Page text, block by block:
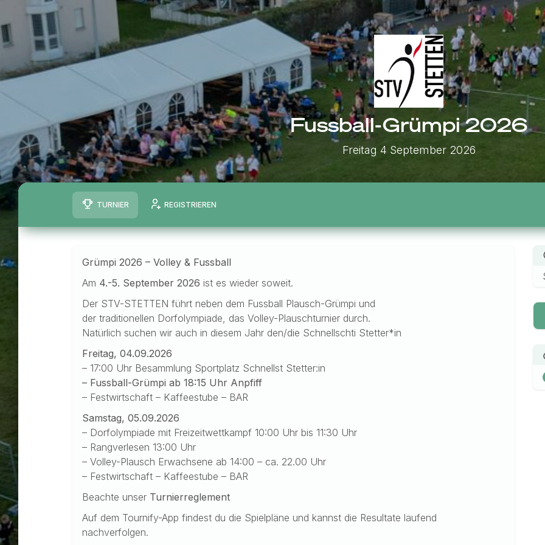
Fussball-Grümpi 2026
Freitag 4 September 2026
TURNIER REGISTRIEREN
Grümpi 2026 – Volley & Fussball
Am 4.-5. September 2026 ist es wieder soweit.
Der STV-STETTEN führt neben dem Fussball Plausch-Grümpi und
der traditionellen Dorfolympiade, das Volley-Plauschturnier durch.
Natürlich suchen wir auch in diesem Jahr den/die Schnellschti Stetter*in
Freitag, 04.09.2026
– 17:00 Uhr Besammlung Sportplatz Schnellst Stetter:in
– Fussball-Grümpi ab 18:15 Uhr Anpfiff
– Festwirtschaft – Kaffeestube – BAR
Samstag, 05.09.2026
– Dorfolympiade mit Freizeitwettkampf 10:00 Uhr bis 11:30 Uhr
– Rangverlesen 13:00 Uhr
– Volley-Plausch Erwachsene ab 14:00 – ca. 22.00 Uhr
– Festwirtschaft – Kaffeestube – BAR
Beachte unser Turnierreglement
Auf dem Tournify-App findest du die Spielpläne und kannst die Resultate laufend
nachverfolgen.